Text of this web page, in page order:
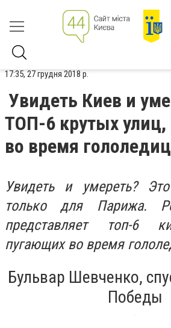
17:35, 27 грудня 2018 р.
Увидеть Киев и
ТОП-6 крутых
во время
Увидеть и умереть?
только для Парижа.
представляет топ-6
пугающих во время
Бульвар Шевченко,
Победы